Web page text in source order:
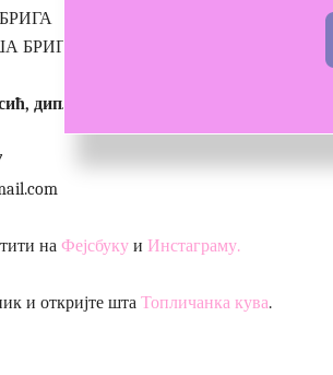
БРИГА
дипл.професор спорта и физичког
на Фејсбуку и Инстаграму.
и откријте шта Топличанка кува.